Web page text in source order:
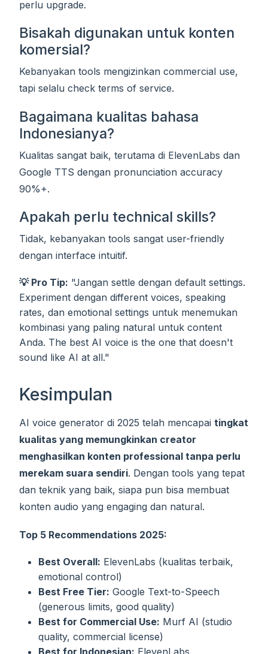
perlu upgrade.
Bisakah digunakan untuk konten
komersial?
Kebanyakan tools mengizinkan commercial use,
tapi selalu check terms of service.
Bagaimana kualitas bahasa
Indonesianya?
Kualitas sangat baik, terutama di ElevenLabs dan
Google TTS dengan pronunciation accuracy
90%+.
Apakah perlu technical skills?
Tidak, kebanyakan tools sangat user-friendly
dengan interface intuitif.
💡 Pro Tip: "Jangan settle dengan default settings.
Experiment dengan different voices, speaking
rates, dan emotional settings untuk menemukan
kombinasi yang paling natural untuk content
Anda. The best AI voice is the one that doesn't
sound like AI at all."
Kesimpulan
AI voice generator di 2025 telah mencapai tingkat
kualitas yang memungkinkan creator
menghasilkan konten professional tanpa perlu
merekam suara sendiri. Dengan tools yang tepat
dan teknik yang baik, siapa pun bisa membuat
konten audio yang engaging dan natural.
Top 5 Recommendations 2025:
Best Overall: ElevenLabs (kualitas terbaik,
emotional control)
Best Free Tier: Google Text-to-Speech
(generous limits, good quality)
Best for Commercial Use: Murf AI (studio
quality, commercial license)